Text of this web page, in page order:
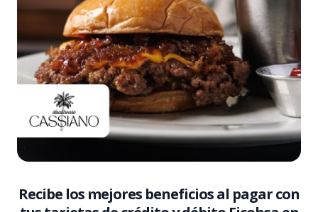
Recibe los mejores beneficios al pagar con